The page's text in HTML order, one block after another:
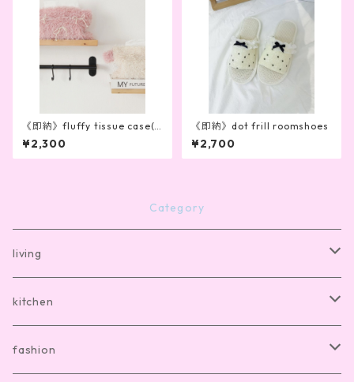
《即納》fluffy tissue case(2
color)
¥2,300
《即納》dot frill roomshoes
¥2,700
Category
living
bath mat
room shoes
kitchen
dishware
fashion